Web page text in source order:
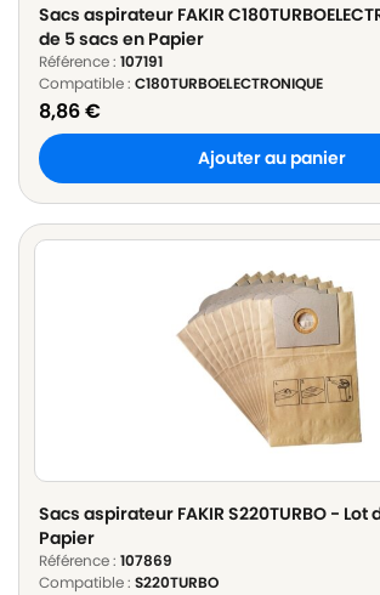
Sacs aspirateur FAKIR
de 5 sacs en Papier
Référence : 107191
Compatible : C180TURBOELECTRONIQUE
8,86€
Ajouter au panier
Sacs aspirateur FAKIR S220TURBO - Lot
Papier
Référence : 107869
Compatible : S220TURBO